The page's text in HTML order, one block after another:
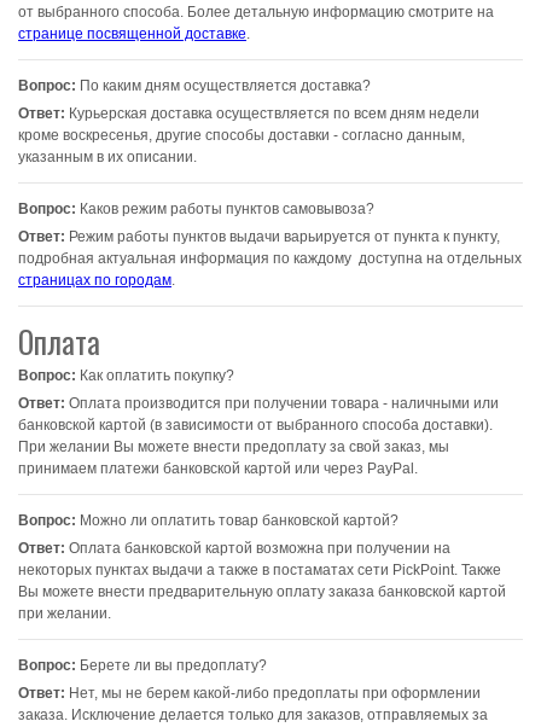
от выбранного способа. Более детальную информацию смотрите на
странице посвященной доставке.
Вопрос: По каким дням осуществляется доставка?
Ответ: Курьерская доставка осуществляется по всем дням недели
кроме воскресенья, другие способы доставки - согласно данным,
указанным в их описании.
Вопрос: Каков режим работы пунктов самовывоза?
Ответ: Режим работы пунктов выдачи варьируется от пункта к пункту,
подробная актуальная информация по каждому доступна на отдельных
страницах по городам.
Оплата
Вопрос: Как оплатить покупку?
Ответ: Оплата производится при получении товара - наличными или
банковской картой (в зависимости от выбранного способа доставки).
При желании Вы можете внести предоплату за свой заказ, мы
принимаем платежи банковской картой или через PayPal.
Вопрос: Можно ли оплатить товар банковской картой?
Ответ: Оплата банковской картой возможна при получении на
некоторых пунктах выдачи а также в постаматах сети PickPoint. Также
Вы можете внести предварительную оплату заказа банковской картой
при желании.
Вопрос: Берете ли вы предоплату?
Ответ: Нет, мы не берем какой-либо предоплаты при оформлении
заказа. Исключение делается только для заказов, отправляемых за